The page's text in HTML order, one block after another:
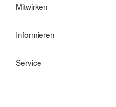
Mitwirken
Informieren
Service